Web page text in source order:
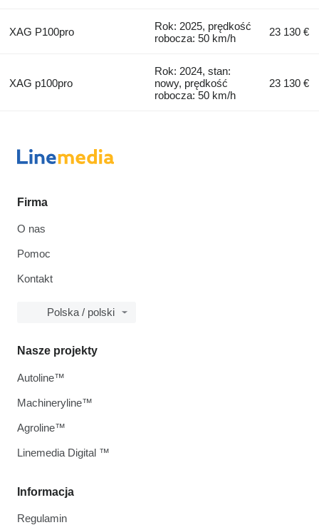
XAG P100pro
Rok: 2025, prędkość
robocza: 50 km/h
23 130 €
XAG p100pro
Rok: 2024, stan:
nowy, prędkość
robocza: 50 km/h
23 130 €
Firma
O nas
Pomoc
Kontakt
Polska / polski
Informacja
Regulamin
Nasze projekty
Autoline™
Machineryline™
Agroline™
Linemedia Digital ™